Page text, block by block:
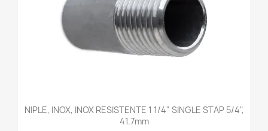
NIPLE, INOX, INOX RESISTENTE 1 1/4" SINGLE STAP 5/4",
41.7mm